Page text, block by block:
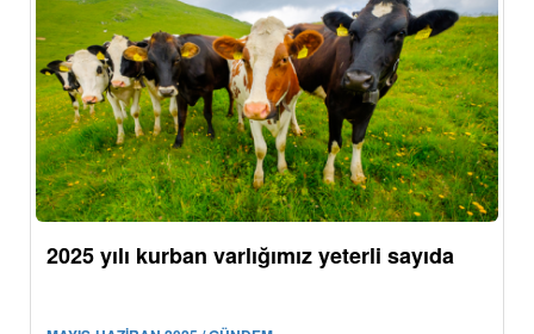
2025 yılı kurban varlığımız yeterli sayıda